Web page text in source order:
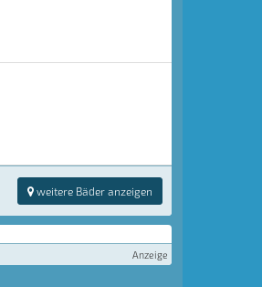
weitere Bäder anzeigen
Anzeige